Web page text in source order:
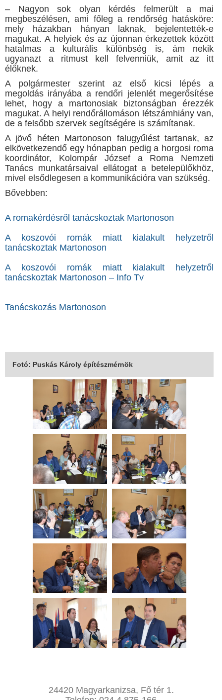
– Nagyon sok olyan kérdés felmerült a mai
megbeszélésen, ami főleg a rendőrség hatásköre:
mely házakban hányan laknak, bejelentették-e
magukat. A helyiek és az újonnan érkezettek között
hatalmas a kulturális különbség is, ám nekik
ugyanazt a ritmust kell felvenniük, amit az itt
élőknek.
A polgármester szerint az első kicsi lépés a
megoldás irányába a rendőri jelenlét megerősítése
lehet, hogy a martonosiak biztonságban érezzék
magukat. A helyi rendőrállomáson létszámhiány van,
de a felsőbb szervek segítségére is számítanak.
A jövő héten Martonoson falugyűlést tartanak, az
elkövetkezendő egy hónapban pedig a horgosi roma
koordinátor, Kolompár József a Roma Nemzeti
Tanács munkatársaival ellátogat a betelepülőkhöz,
mivel elsődlegesen a kommunikációra van szükség.
Bővebben:
A romakérdésről tanácskoztak Martonoson
A koszovói romák miatt kialakult helyzetről
tanácskoztak Martonoson
A koszovói romák miatt kialakult helyzetről
tanácskoztak Martonoson – Info Tv
Tanácskozás Martonoson
Fotó: Puskás Károly építészmérnök
24420 Magyarkanizsa, Fő tér 1.